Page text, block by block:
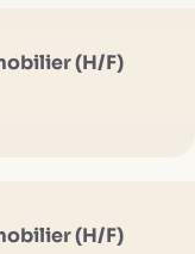
(H/F)
(H/F)